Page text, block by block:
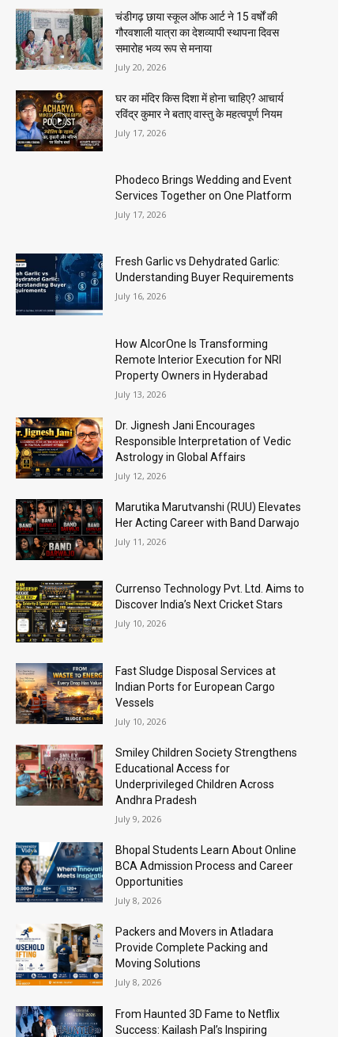
चंडीगढ़ छाया स्कूल ऑफ आर्ट ने 15 वर्षों की
गौरवशाली यात्रा का देशव्यापी स्थापना दिवस
समारोह भव्य रूप से मनाया
July 20, 2026
घर का मंदिर किस दिशा में होना चाहिए? आचार्य
रविंद्र कुमार ने बताए वास्तु के महत्वपूर्ण नियम
July 17, 2026
Phodeco Brings Wedding and Event
Services Together on One Platform
July 17, 2026
Fresh Garlic vs Dehydrated Garlic:
Understanding Buyer Requirements
July 16, 2026
How AlcorOne Is Transforming
Remote Interior Execution for NRI
Property Owners in Hyderabad
July 13, 2026
Dr. Jignesh Jani Encourages
Responsible Interpretation of Vedic
Astrology in Global Affairs
July 12, 2026
Marutika Marutvanshi (RUU) Elevates
Her Acting Career with Band Darwajo
July 11, 2026
Currenso Technology Pvt. Ltd. Aims to
Discover India’s Next Cricket Stars
July 10, 2026
Fast Sludge Disposal Services at
Indian Ports for European Cargo
Vessels
July 10, 2026
Smiley Children Society Strengthens
Educational Access for
Underprivileged Children Across
Andhra Pradesh
July 9, 2026
Bhopal Students Learn About Online
BCA Admission Process and Career
Opportunities
July 8, 2026
Packers and Movers in Atladara
Provide Complete Packing and
Moving Solutions
July 8, 2026
From Haunted 3D Fame to Netflix
Success: Kailash Pal’s Inspiring